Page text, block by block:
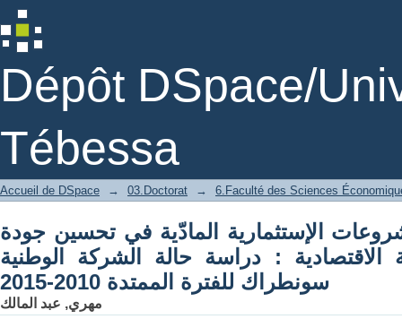
Dépôt DSpace/
Tébessa
في تحسين جودة الاداء المالي للمؤسسة
Accueil de DSpace → 03.Doctorat → 6.Faculté des Sciences
الإستثمارية المادّية في تحسين جودة
الاقتصادية : دراسة حالة الشركة الوطنية
سونطراك للفترة الممتدة 2010-2015
مهري, عبد المالك